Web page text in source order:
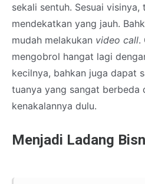
sekali sentuh. Sesuai
mendekatkan yang jauh.
mudah melakukan video call.
mengobrol hangat lagi
kecilnya, bahkan juga dapat
tuanya yang sangat berbeda
kenakalannya dulu.
Menjadi Ladang